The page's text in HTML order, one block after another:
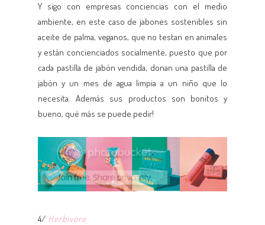
Y sigo con empresas conciencias con el medio
ambiente, en este caso de jabones sostenibles sin
aceite de palma, veganos, que no testan en animales
y están concienciados socialmente, puesto que por
cada pastilla de jabón vendida, donan una pastilla de
jabón y un mes de agua limpia a un niño que lo
necesita. Además sus productos son bonitos y
bueno, qué más se puede pedir!
4/ Herbivore